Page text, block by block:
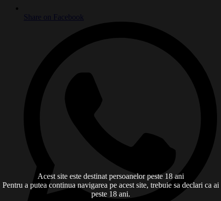
Share on Facebook
Acest site este destinat persoanelor peste 18 ani
Pentru a putea continua navigarea pe acest site, trebuie sa declari ca ai
peste 18 ani.